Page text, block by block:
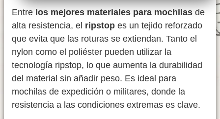
Entre los mejores materiales para mochilas de
alta resistencia, el ripstop es un tejido reforzado
que evita que las roturas se extiendan. Tanto el
nylon como el poliéster pueden utilizar la
tecnología ripstop, lo que aumenta la durabilidad
del material sin añadir peso. Es ideal para
mochilas de expedición o militares, donde la
resistencia a las condiciones extremas es clave.